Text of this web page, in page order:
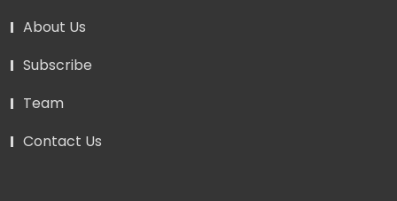
About Us
Subscribe
Team
Contact Us